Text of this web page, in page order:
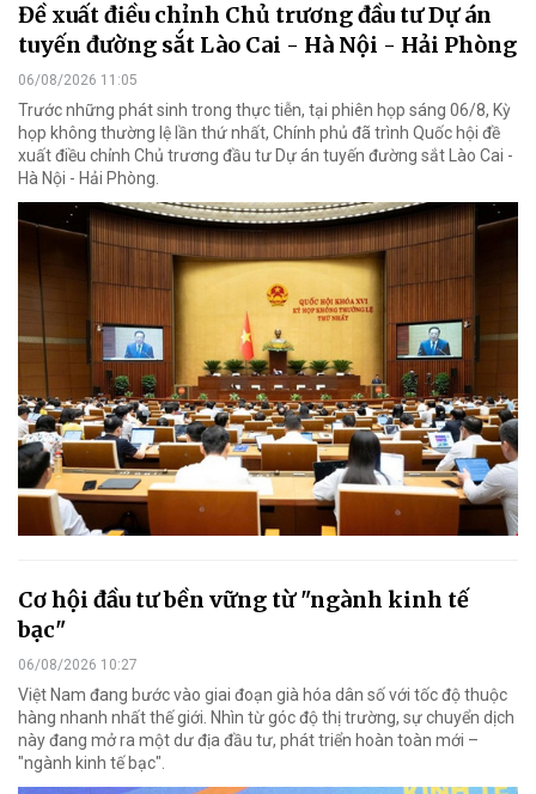
Đề xuất điều chỉnh Chủ trương đầu tư Dự án
tuyến đường sắt Lào Cai - Hà Nội - Hải Phòng
06/08/2026 11:05
Trước những phát sinh trong thực tiễn, tại phiên họp sáng 06/8, Kỳ
họp không thường lệ lần thứ nhất, Chính phủ đã trình Quốc hội đề
xuất điều chỉnh Chủ trương đầu tư Dự án tuyến đường sắt Lào Cai -
Hà Nội - Hải Phòng.
Cơ hội đầu tư bền vững từ "ngành kinh tế
bạc"
06/08/2026 10:27
Việt Nam đang bước vào giai đoạn già hóa dân số với tốc độ thuộc
hàng nhanh nhất thế giới. Nhìn từ góc độ thị trường, sự chuyển dịch
này đang mở ra một dư địa đầu tư, phát triển hoàn toàn mới –
"ngành kinh tế bạc".